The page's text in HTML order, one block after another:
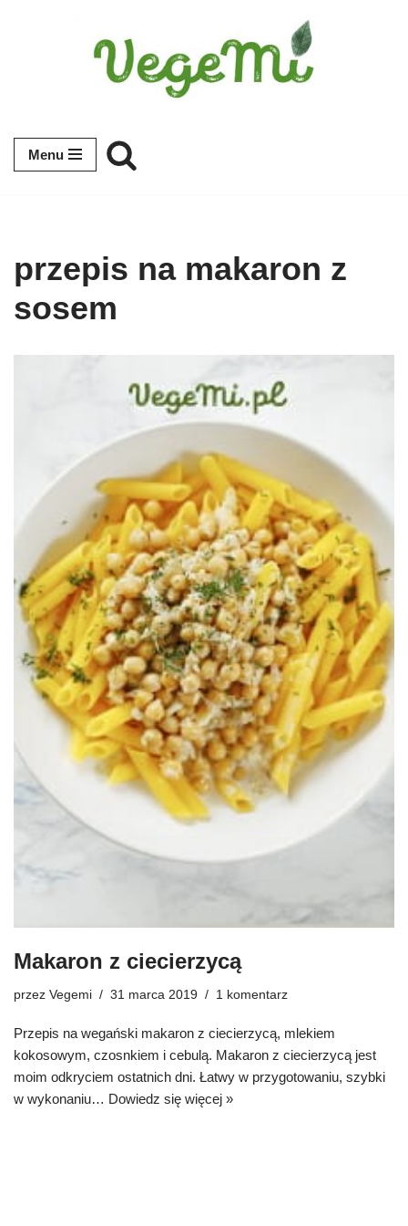
Menu
przepis na makaron z
sosem
Makaron z ciecierzycą
przez Vegemi 31 marca 2019 1 komentarz
Przepis na wegański makaron z ciecierzycą, mlekiem
kokosowym, czosnkiem i cebulą. Makaron z ciecierzycą jest
moim odkryciem ostatnich dni. Łatwy w przygotowaniu, szybki
w wykonaniu… Dowiedz się więcej »